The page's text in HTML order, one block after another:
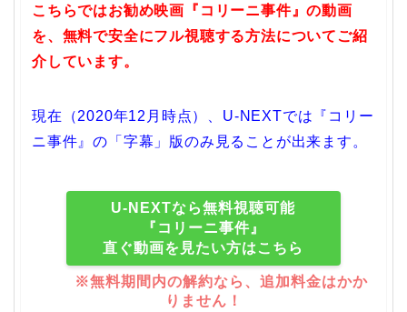
こちらではお勧め映画『コリーニ事件』の動画
を、無料で安全にフル視聴する方法についてご紹
介しています。
現在（2020年12月時点）、U-NEXTでは『コリー
ニ事件』の「字幕」版のみ見ることが出来ます。
U-NEXTなら無料視聴可能
『コリーニ事件』
直ぐ動画を見たい方はこちら
※無料期間内の解約なら、追加料金はかか
りません！